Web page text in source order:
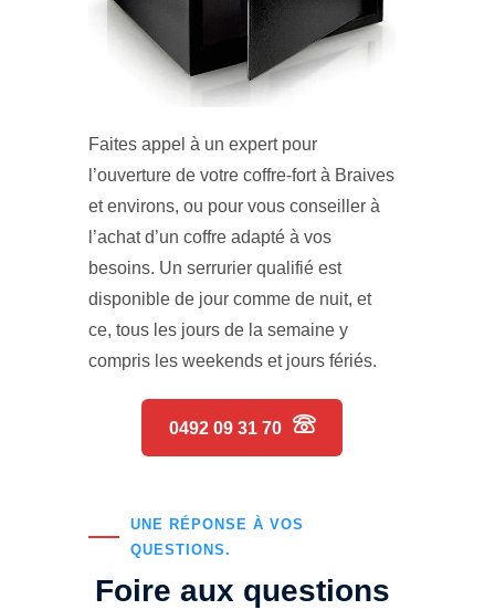
Faites appel à un expert pour
l’ouverture de votre coffre-fort à Braives
et environs, ou pour vous conseiller à
l’achat d’un coffre adapté à vos
besoins. Un serrurier qualifié est
disponible de jour comme de nuit, et
ce, tous les jours de la semaine y
compris les weekends et jours fériés.
0492 09 31 70
UNE RÉPONSE À VOS
QUESTIONS.
Foire aux questions